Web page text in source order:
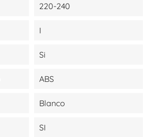
220-240
I
Si
ABS
Blanco
SI